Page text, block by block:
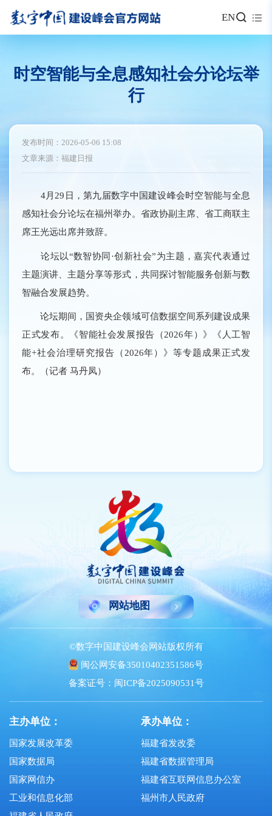
EN
时空智能与全息感知社会分论坛举
行
发布时间：2026-05-06 15:08
文章来源：福建日报
4月29日，第九届数字中国建设峰会时空智能与全息
感知社会分论坛在福州举办。省政协副主席、省工商联主
席王光远出席并致辞。
论坛以“数智协同·创新社会”为主题，嘉宾代表通过
主题演讲、主题分享等形式，共同探讨智能服务创新与数
智融合发展趋势。
论坛期间，国资央企领域可信数据空间系列建设成果
正式发布。《智能社会发展报告（2026年）》《人工智
能+社会治理研究报告（2026年）》等专题成果正式发
布。（记者 马丹凤）
网站地图
©数字中国建设峰会网站版权所有
闽公网安备35010402351586号
备案证号：闽ICP备2025090531号
主办单位：
国家发展改革委
国家数据局
国家网信办
工业和信息化部
承办单位：
福建省发改委
福建省数据管理局
福建省互联网信息办公室
福州市人民政府